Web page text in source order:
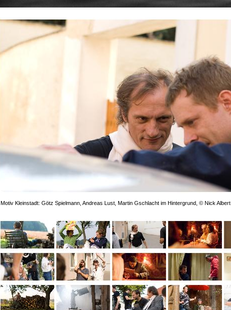
Motiv Kleinstadt: Götz Spielmann, Andreas Lust, Martin Gschlacht im Hintergrund, © Nick Albert